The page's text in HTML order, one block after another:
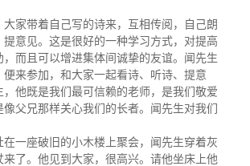
大家带着自己写的诗来，互相传阅，自己朗
意见。这是很好的一种学习方式，对提高
，而且可以增进集体间诚挚的友谊。闻先生
便来参加，和大家一起看诗、听诗、提意
，他既是我们最可信赖的老师，是我们敬爱
像父兄那样关心我们的长者。闻先生对我们
在一座破旧的小木楼上聚会，闻先生穿着灰
了。他见到大家，很高兴。请他坐床上他